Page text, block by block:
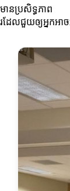
ានប្រសិទ្ធភាព
ែលជួយឲ្យអ្នកអា